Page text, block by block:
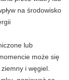
na środowisko
lub
może się
i węgiel.